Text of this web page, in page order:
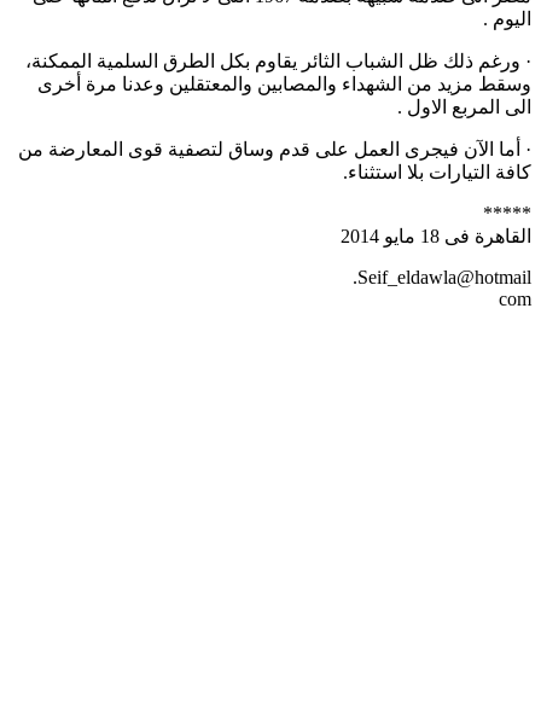
اليوم .
· ورغم ذلك ظل الشباب الثائر يقاوم بكل الطرق السلمية الممكنة،
وسقط مزيد من الشهداء والمصابين والمعتقلين وعدنا مرة أخرى
الى المربع الاول .
· أما الآن فيجرى العمل على قدم وساق لتصفية قوى المعارضة من
كافة التيارات بلا استثناء.
*****
القاهرة فى 18 مايو 2014
Seif_eldawla@hotmail.
com